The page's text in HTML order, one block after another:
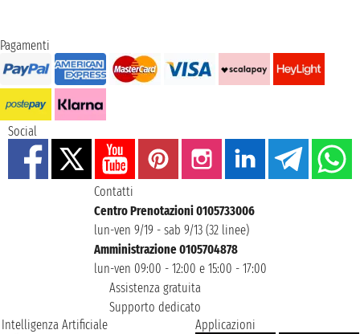
Pagamenti
Social
Contatti
Centro Prenotazioni 0105733006
lun-ven 9/19 - sab 9/13 (32 linee)
Amministrazione 0105704878
lun-ven 09:00 - 12:00 e 15:00 - 17:00
Assistenza gratuita
Supporto dedicato
Intelligenza Artificiale
Applicazioni